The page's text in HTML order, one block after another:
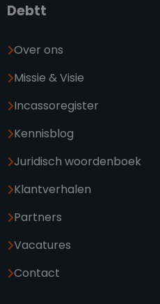
Debtt
Over ons
Missie & Visie
Incassoregister
Kennisblog
Juridisch woordenboek
Klantverhalen
Partners
Vacatures
Contact